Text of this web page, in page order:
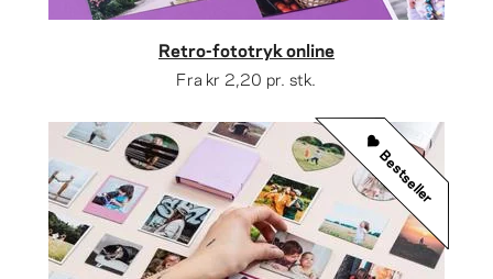
Retro-fototryk online
Fra kr 2,20 pr. stk.
Bestseller